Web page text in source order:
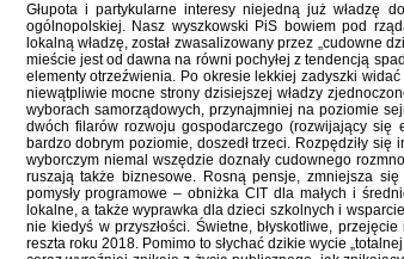
Głupota i partykularne interesy niejedną już władzę
ogólnopolskiej. Nasz wyszkowski PiS bowiem pod
lokalną władzę, został zwasalizowany przez „cudowne
mieście jest od dawna na równi pochyłej z tendencją
elementy otrzeźwienia. Po okresie lekkiej zadyszki
niewątpliwie mocne strony dzisiejszej władzy
wyborach samorządowych, przynajmniej na poziomie
dwóch filarów rozwoju gospodarczego (rozwijający się
bardzo dobrym poziomie, doszedł trzeci. Rozpędziły
wyborczym niemal wszędzie doznały cudownego
ruszają także biznesowe. Rosną pensje, zmniejsza
pomysły programowe – obniżka CIT dla małych i
lokalne, a także wyprawka dla dzieci szkolnych i
nie kiedyś w przyszłości. Świetne, błyskotliwe,
reszta roku 2018. Pomimo to słychać dzikie wycie